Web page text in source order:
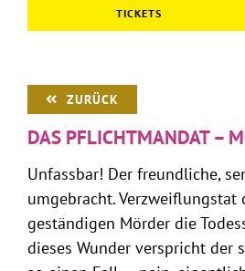
TICKETS
ZURÜCK
DAS PFLICHTMANDAT –
Unfassbar! Der freundliche,
umgebracht. Verzweiflungstat
geständigen Mörder die
dieses Wunder verspricht der